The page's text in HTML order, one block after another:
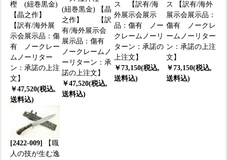
樫 (紐巻黒金)
【晶之作】
【訳有/海外展
示会展示品：傷
有 ノークレー
ムノーリター
ン：承諾の上注
文】
￥47,520(税込,
送料込)
(紐巻黒金) 【晶
之作】 【訳
有/海外展示会
展示品：傷有
ノークレームノ
ーリターン：承
諾の上注文】
￥47,520(税込,
送料込)
ス 【訳有/海
外展示会展示
品：傷有 ノー
クレームノーリ
ターン：承諾の
上注文】
￥73,150(税込,
送料込)
ス 【訳有/海外
展示会展示品：
傷有 ノークレ
ームノーリター
ン：承諾の上注
文】
￥73,150(税込,
送料込)
[2422-009]
【職
人の技が生む逸